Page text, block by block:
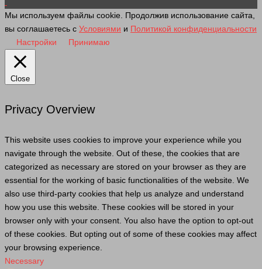
Мы используем файлы cookie. Продолжив использование сайта,
вы соглашаетесь с Условиями и Политикой конфиденциальности
Настройки
Принимаю
Close
Privacy Overview
This website uses cookies to improve your experience while you
navigate through the website. Out of these, the cookies that are
categorized as necessary are stored on your browser as they are
essential for the working of basic functionalities of the website. We
also use third-party cookies that help us analyze and understand
how you use this website. These cookies will be stored in your
browser only with your consent. You also have the option to opt-out
of these cookies. But opting out of some of these cookies may affect
your browsing experience.
Necessary